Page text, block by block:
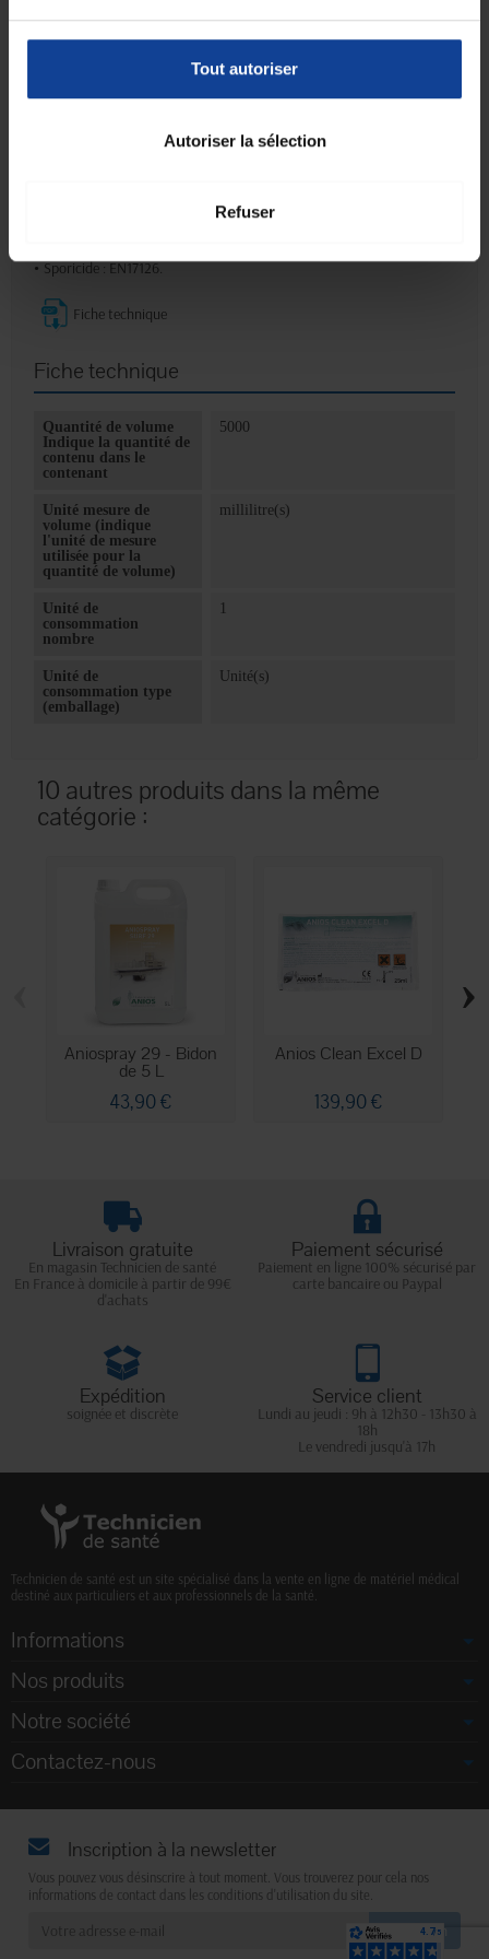
Tout autoriser
Autoriser la sélection
Refuser
Propriétés microbiologiques :
Levuricide : EN 13624 et EN14562.
Tuberculocide : EN14348 et EN14563.
•Sporicide : EN17126.
Fiche technique
Fiche technique
Quantité de volume
Indique la quantité de
contenu dans le
contenant
5000
Unité mesure de
volume (indique
l'unité de mesure
utilisée pour la
quantité de volume)
millilitre(s)
Unité de
consommation
nombre
Unité de
consommation type
(emballage)
Unité(s)
10 autres produits dans la même
catégorie :
Aniospray 29 - Bidon
de 5 L
43,90 €
Anios Clean Excel D
139,90 €
›
Livraison gratuite
En magasin Technicien de santé
En France à domicile à partir de 99€
d'achats
Paiement sécurisé
Paiement en ligne 100% sécurisé par
carte bancaire ou Paypal
Expédition
soignée et discrète
Service client
Lundi au jeudi : 9h à 12h30 - 13h30 à
18h
Le vendredi jusqu'à 17h
Technicien de santé est un site spécialisé dans la vente en ligne de matériel médical
destiné aux particuliers et aux professionnels de la santé.
Informations
Nos produits
Notre société
Contactez-nous
Inscription à la newsletter
Vous pouvez vous désinscrire à tout moment. Vous trouverez pour cela nos
informations de contact dans les conditions d'utilisation du site.